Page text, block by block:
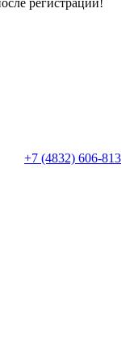
регистрации!
+7 (4832) 606-813